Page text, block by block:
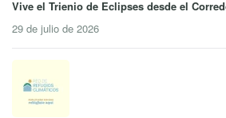
Vive el Trienio de Eclipses desde el
29 de julio de 2026